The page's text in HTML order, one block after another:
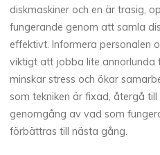
diskmaskiner och en är trasig,
fungerande genom att samla
effektivt. Informera personalen
viktigt att jobba lite annorlunda
minskar stress och ökar
som tekniken är fixad, återgå
genomgång av vad som
förbättras till nästa gång.